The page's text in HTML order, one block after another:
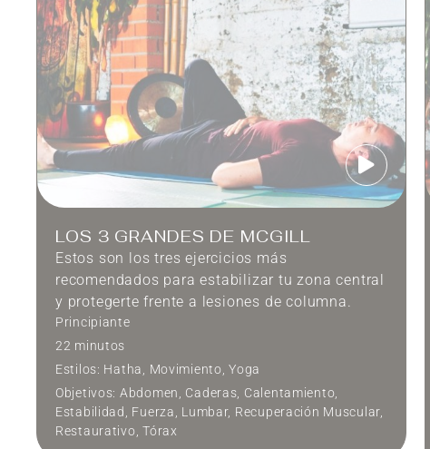
LOS 3 GRANDES DE MCGILL
Estos son los tres ejercicios más
recomendados para estabilizar tu zona central
y protegerte frente a lesiones de columna.
Principiante
22 minutos
Estilos: Hatha, Movimiento,Yoga
Objetivos: Abdomen, Caderas, Calentamiento,
Estabilidad, Fuerza, Lumbar, Recuperación Muscular,
Restaurativo,Tórax